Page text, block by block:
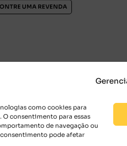
como cookies para
consentimento para essas
de navegação ou
pode afetar
UMA REVENDA